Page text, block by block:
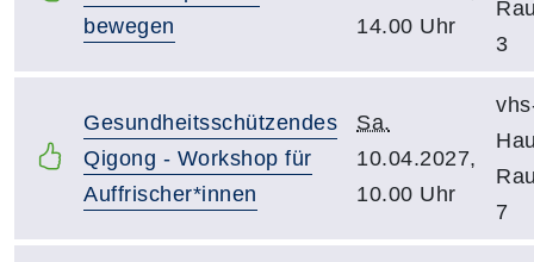
bewegen
14.00 Uhr
3
Gesundheitsschützendes
Qigong - Workshop für
Auffrischer*innen
Sa.
10.04.2027,
10.00 Uhr
7